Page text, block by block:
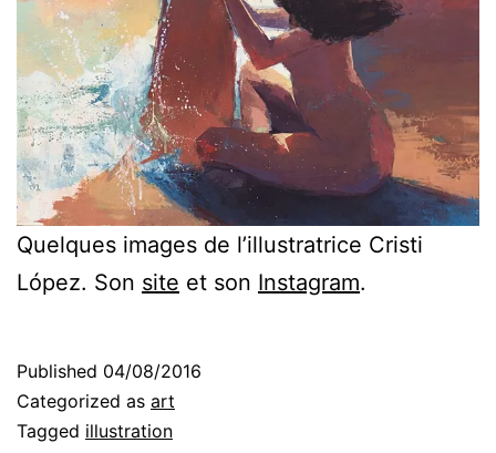
Quelques images de l’illustratrice Cristi
López. Son site et son Instagram.
Published 04/08/2016
Categorized as art
Tagged illustration